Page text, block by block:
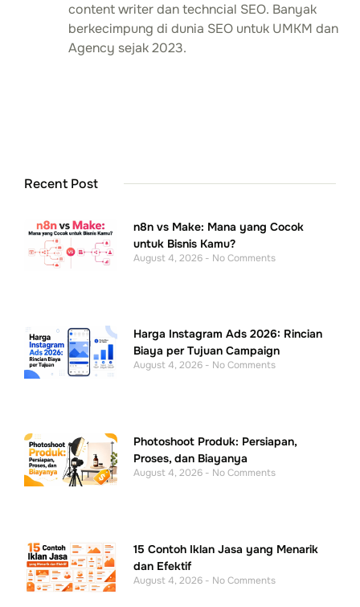
content writer dan techncial SEO. Banyak
berkecimpung di dunia SEO untuk UMKM dan
Agency sejak 2023.
Recent Post
n8n vs Make: Mana yang Cocok
untuk Bisnis Kamu?
August 4, 2026 No Comments
Photoshoot Produk: Persiapan,
Proses, dan Biayanya
dan Efektif
No Comments
Cara Bikin Chatbot WhatsApp AI
dengan n8n dari Nol
July 17, 2026 No Comments